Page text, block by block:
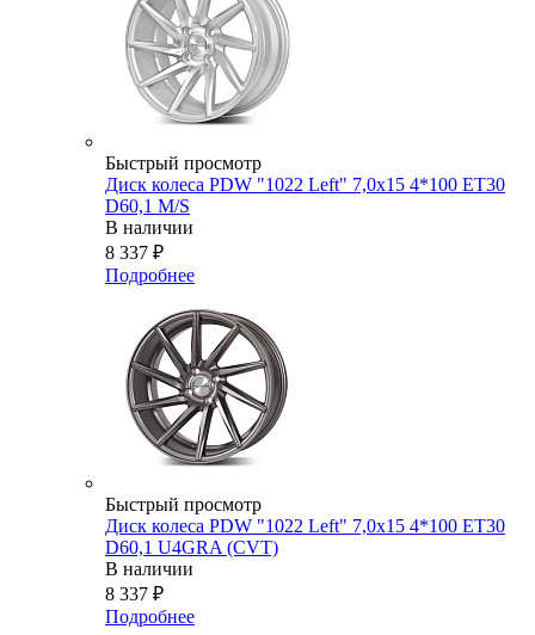
Быстрый просмотр
Диск колеса PDW "1022 Left" 7,0x15 4*100 ET30
D60,1 M/S
В наличии
8 337 ₽
Подробнее
Быстрый просмотр
Диск колеса PDW "1022 Left" 7,0x15 4*100 ET30
D60,1 U4GRA (CVT)
В наличии
8 337 ₽
Подробнее